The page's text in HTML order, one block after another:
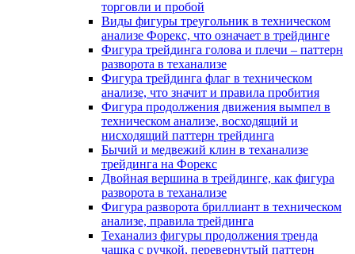
торговли и пробой
Виды фигуры треугольник в техническом
анализе Форекс, что означает в трейдинге
Фигура трейдинга голова и плечи – паттерн
разворота в теханализе
Фигура трейдинга флаг в техническом
анализе, что значит и правила пробития
Фигура продолжения движения вымпел в
техническом анализе, восходящий и
нисходящий паттерн трейдинга
Бычий и медвежий клин в теханализе
трейдинга на Форекс
Двойная вершина в трейдинге, как фигура
разворота в теханализе
Фигура разворота бриллиант в техническом
анализе, правила трейдинга
Теханализ фигуры продолжения тренда
чашка с ручкой, перевернутый паттерн